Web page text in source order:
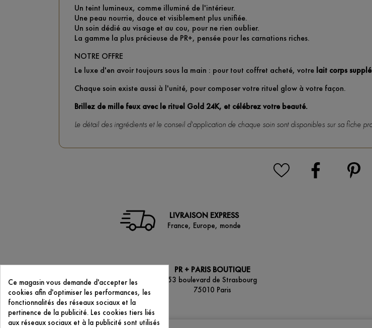
Un teint lumineux, comme illuminé de l'intérieur.
Une peau nourrie, douce et visiblement plus unifiée.
Un soin dédié au visage et au cou, pour ne rien oublier.
La gamme la plus précieuse de PR+, pensée pour les carnations riches.
NOTRE OFFRE
Le luxe d'en avoir toujours sous la main : pour tout coffret acheté, votre lait corps
Chaque soin existe aussi à l'unité, pour composer votre rituel glow à votre façon.
Brillez de mille feux avec le rituel Gold 24K, et célébrez votre beauté.
Le détail des ingrédients et le conseil d'application de chaque soin sont disponibles sur sa fiche
LIVRAISON EXPRESS
France, Europe, monde
PR + PARIS BOUTIQUE
53 boulevard de Strasbourg
75010 Paris
Ce magasin vous demande d'accepter les
cookies afin d'optimiser les performances, les
fonctionnalités des réseaux sociaux et la
pertinence de la publicité. Les cookies tiers liés
aux réseaux sociaux et à la publicité sont utilisés